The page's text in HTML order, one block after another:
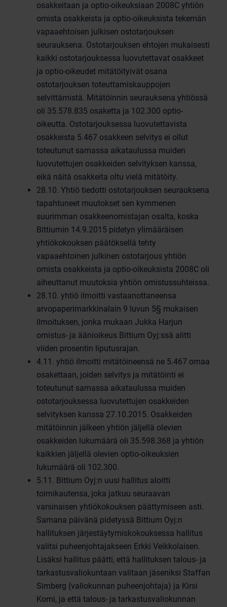
osakkeitaan ja optio-oikeuksiaan 2008C yhtiön
omista osakkeista ja optio-oikeuksista tekemän
vapaaehtoisen julkisen ostotarjouksen
seurauksena. Ostotarjouksen ehtojen mukaisesti
kaikki ostotarjouksessa luovutettavat osakkeet
ja optio-oikeudet mitätöityivät osana
ostotarjouksen toteuttamiskauppojen
selvittämistä. Mitätöinnin seurauksena yhtiössä
oli 35.578.835 osaketta ja 102.300 optio-
oikeutta. Ostotarjouksessa luovutettavista
osakkeista 5.467 osakkeen selvitys ei ollut
toteutunut samassa aikataulussa muiden
luovutettujen osakkeiden selvityksen kanssa,
eikä näitä osakkeita oltu vielä mitätöity.
28.10. Yhtiö tiedotti ostotarjouksen seurauksena
tapahtuneet muutokset sen kymmenen
suurimman osakkeenomistajan osalta, koska
Bittiumin 14.9.2015 pidetyn ylimääräisen
yhtiökokouksen päätöksellä tehty
vapaaehtoinen julkinen ostotarjous yhtiön
omista osakkeista ja optio-oikeuksista 2008C oli
aiheuttanut muutoksia yhtiön omistussuhteissa.
28.10. yhtiö ilmoitti vastaanottaneensa
arvopaperimarkkinalain 9 luvun 5§ mukaisen
ilmoituksen, jonka mukaan Jukka Harjun
omistus- ja äänioikeus Bittium Oyj:ssä alitti
viiden prosentin liputusrajan.
4.11. yhtiö ilmoitti mitätöineensä ne 5.467 omaa
osakettaan, joiden selvitys ja mitätöinti ei
toteutunut samassa aikataulussa muiden
ostotarjouksessa luovutettujen osakkeiden
selvityksen kanssa 27.10.2015. Osakkeiden
mitätöinnin jälkeen yhtiön jäljellä olevien
osakkeiden lukumäärä oli 35.598.368 ja yhtiön
kaikkien jäljellä olevien optio-oikeuksien
lukumäärä oli 102.300.
5.11. Bittium Oyj:n uusi hallitus aloitti
toimikautensa, joka jatkuu seuraavan
varsinaisen yhtiökokouksen päättymiseen asti.
Samana päivänä pidetyssä Bittium Oyj:n
hallituksen järjestäytymiskokouksessa hallitus
valitsi puheenjohtajakseen Erkki Veikkolaisen.
Lisäksi hallitus päätti, että hallituksen talous- ja
tarkastusvaliokuntaan valitaan jäseniksi Staffan
Simberg (valiokunnan puheenjohtaja) ja Kirsi
Komi, ja että talous- ja tarkastusvaliokunnan